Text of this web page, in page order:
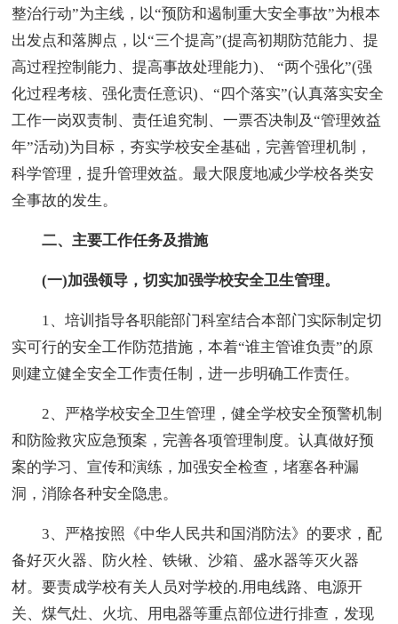
整治行动”为主线，以“预防和遏制重大安全事故”为根本
出发点和落脚点，以“三个提高”(提高初期防范能力、提
高过程控制能力、提高事故处理能力)、 “两个强化”(强
化过程考核、强化责任意识)、“四个落实”(认真落实安全
工作一岗双责制、责任追究制、一票否决制及“管理效益
年”活动)为目标，夯实学校安全基础，完善管理机制，
科学管理，提升管理效益。最大限度地减少学校各类安
全事故的发生。
二、主要工作任务及措施
(一)加强领导，切实加强学校安全卫生管理。
1、培训指导各职能部门科室结合本部门实际制定切
实可行的安全工作防范措施，本着“谁主管谁负责”的原
则建立健全安全工作责任制，进一步明确工作责任。
2、严格学校安全卫生管理，健全学校安全预警机制
和防险救灾应急预案，完善各项管理制度。认真做好预
案的学习、宣传和演练，加强安全检查，堵塞各种漏
洞，消除各种安全隐患。
3、严格按照《中华人民共和国消防法》的要求，配
备好灭火器、防火栓、铁锹、沙箱、盛水器等灭火器
材。要责成学校有关人员对学校的.用电线路、电源开
关、煤气灶、火坑、用电器等重点部位进行排查，发现